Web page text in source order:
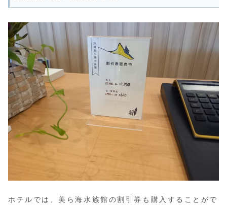
ホテルでは、美ら海水族館の割引券も購入することがで